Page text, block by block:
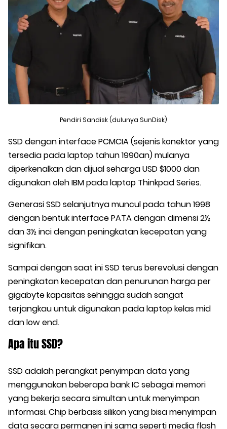
Pendiri Sandisk (dulunya SunDisk)
SSD dengan interface PCMCIA (sejenis konektor yang
tersedia pada laptop tahun 1990an) mulanya
diperkenalkan dan dijual seharga USD $1000 dan
digunakan oleh IBM pada laptop Thinkpad Series.
Generasi SSD selanjutnya muncul pada tahun 1998
dengan bentuk interface PATA dengan dimensi 2½
dan 3½ inci dengan peningkatan kecepatan yang
signifikan.
Sampai dengan saat ini SSD terus berevolusi dengan
peningkatan kecepatan dan penurunan harga per
gigabyte kapasitas sehingga sudah sangat
terjangkau untuk digunakan pada laptop kelas mid
dan low end.
Apa itu SSD?
SSD adalah perangkat penyimpan data yang
menggunakan beberapa bank IC sebagai memori
yang bekerja secara simultan untuk menyimpan
informasi. Chip berbasis silikon yang bisa menyimpan
data secara permanen ini sama seperti media flash